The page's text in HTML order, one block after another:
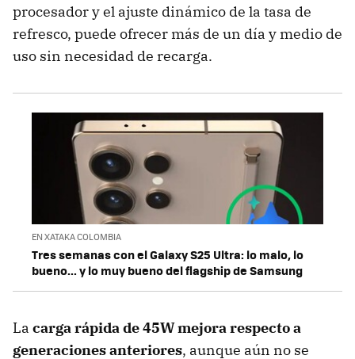
procesador y el ajuste dinámico de la tasa de
refresco, puede ofrecer más de un día y medio de
uso sin necesidad de recarga.
EN XATAKA COLOMBIA
Tres semanas con el Galaxy S25 Ultra: lo malo, lo
bueno... y lo muy bueno del flagship de Samsung
La carga rápida de 45W mejora respecto a
generaciones anteriores, aunque aún no se